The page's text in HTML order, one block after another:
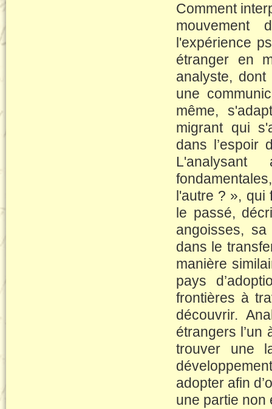
Comment
mouvement
l'expérience
étranger en
analyste,
une
même,
migrant qui
dans l’espoir
l'autre ? », qui
le passé,
angoisses,
dans le
manière
pays
frontières à
découvrir.
étrangers l’un
trouver une
adopter afin
une partie non